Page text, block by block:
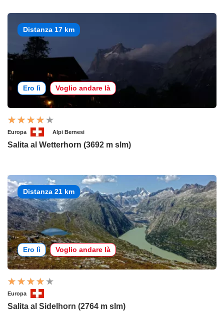
Distanza 17 km
Ero lì Voglio andare là
Europa Alpi Bernesi
Salita al Wetterhorn (3692 m slm)
Distanza 21 km
Ero lì Voglio andare là
Europa
Salita al Sidelhorn (2764 m slm)